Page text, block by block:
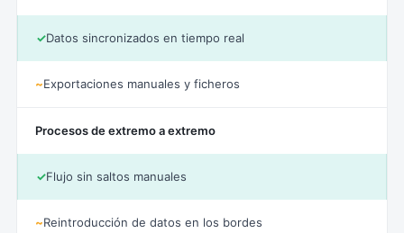
✓Datos sincronizados en tiempo real
~Exportaciones manuales y ficheros
Procesos de extremo a extremo
✓Flujo sin saltos manuales
~Reintroducción de datos en los bordes